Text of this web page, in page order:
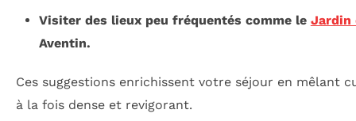
Visiter des lieux peu fréquentés comme le Jardin
Aventin.
Ces suggestions enrichissent votre séjour en
à la fois dense et revigorant.